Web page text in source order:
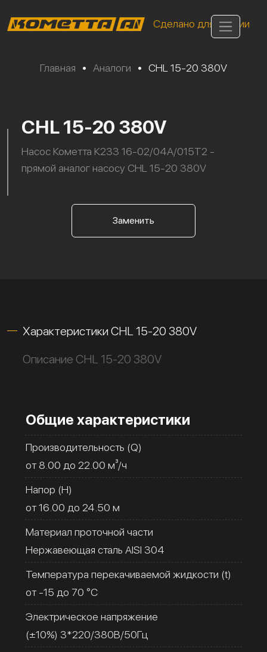
Сделано для России
Главная • Аналоги • CHL 15-20 380V
CHL 15-20 380V
Насос Кометта К233 16-02/04А/015Т2 -
прямой аналог насосу CHL 15-20 380V
Заменить
Характеристики CHL 15-20 380V
Описание CHL 15-20 380V
Общие характеристики
Производительность (Q)
от 8.00 до 22.00 м³/ч
Напор (H)
от 16.00 до 24.50 м
Материал проточной части
Нержавеющая сталь AISI 304
Температура перекачиваемой жидкости (t)
от -15 до 70 °C
Электрическое напряжение
(±10%) 3*220/380В/50Гц